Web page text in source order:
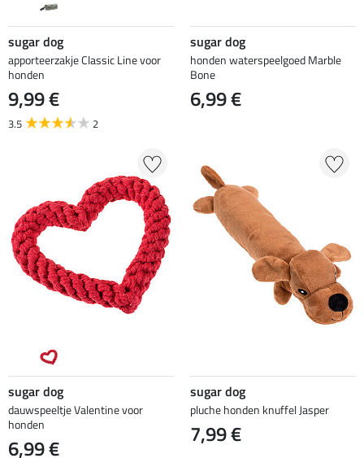
sugar dog
apporteerzakje Classic Line voor
honden
9,99 €
3.5 2
sugar dog
honden waterspeelgoed Marble
Bone
6,99 €
sugar dog
dauwspeeltje Valentine voor
honden
6,99 €
sugar dog
pluche honden knuffel Jasper
7,99 €